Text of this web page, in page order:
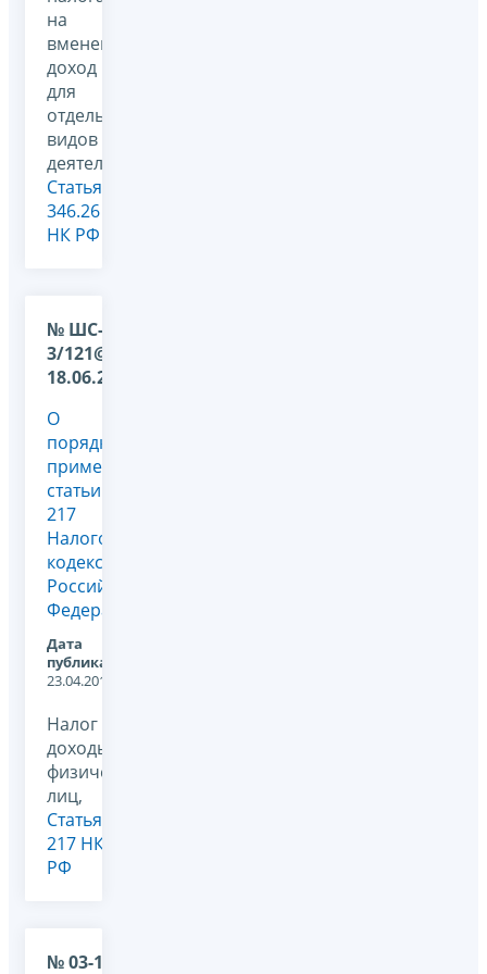
на
вмененный
доход
для
отдельных
видов
деятельности,
Статья
346.26
НК РФ
№ ШС-17-
3/121@ от
18.06.2009
О
порядке
применения
статьи
217
Налогового
кодекса
Российской
Федерации
Дата
публикации:
23.04.2012
Налог на
доходы
физических
лиц,
Статья
217 НК
РФ
№ 03-11-